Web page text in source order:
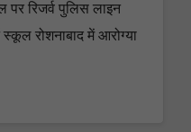
पर रिजर्व पुलिस लाइन
स्कूल रोशनाबाद में आरोग्या